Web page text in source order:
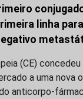
linha
(CE)
a uma nova
anticorpo-